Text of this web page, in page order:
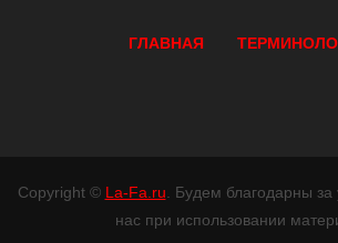
ГЛАВНАЯ
Copyright © La-Fa.ru . Будем благодарны
нас при использовании